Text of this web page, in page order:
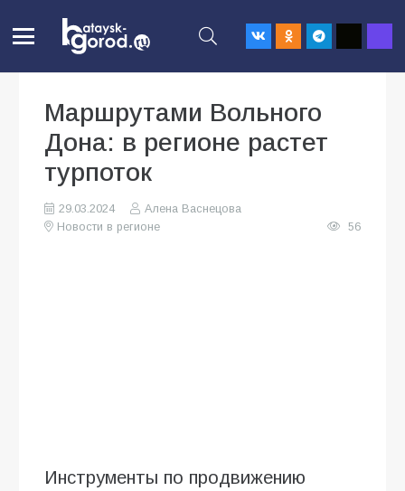
Маршрутами Вольного
Дона: в регионе растет
турпоток
29.03.2024
Алена Васнецова
Новости в регионе
56
Инструменты по продвижению